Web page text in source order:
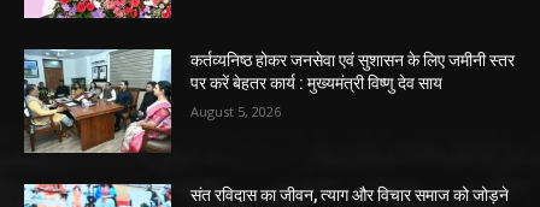
कर्तव्यनिष्ठ होकर जनसेवा एवं सुशासन के लिए जमीनी स्तर
पर करें बेहतर कार्य : मुख्यमंत्री विष्णु देव साय
August 5, 2026
संत रविदास का जीवन, त्याग और विचार समाज को जोड़ने